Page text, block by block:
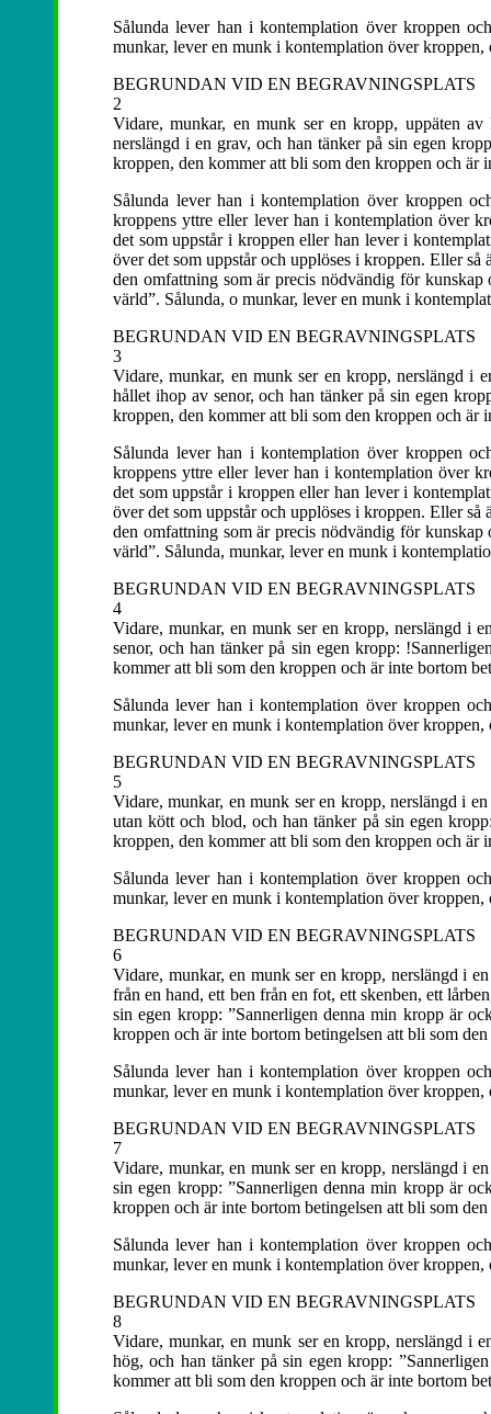
Sålunda lever han i kontemplation över kroppen
munkar, lever en munk i kontemplation över kroppen,
BEGRUNDAN VID EN BEGRAVNINGSPLATS
2
Vidare, munkar, en munk ser en kropp, uppäten
nerslängd i en grav, och han tänker på sin egen
kroppen, den kommer att bli som den kroppen och är
Sålunda lever han i kontemplation över kroppen
kroppens yttre eller lever han i kontemplation över
det som uppstår i kroppen eller han lever i
över det som uppstår och upplöses i kroppen. Eller
den omfattning som är precis nödvändig för
värld”. Sålunda, o munkar, lever en munk i
BEGRUNDAN VID EN BEGRAVNINGSPLATS
3
Vidare, munkar, en munk ser en kropp, nerslängd i
hållet ihop av senor, och han tänker på sin egen
kroppen, den kommer att bli som den kroppen och är
Sålunda lever han i kontemplation över kroppen
kroppens yttre eller lever han i kontemplation över
det som uppstår i kroppen eller han lever i
över det som uppstår och upplöses i kroppen. Eller
den omfattning som är precis nödvändig för
värld”. Sålunda, munkar, lever en munk i
BEGRUNDAN VID EN BEGRAVNINGSPLATS
4
Vidare, munkar, en munk ser en kropp, nerslängd i
senor, och han tänker på sin egen kropp:
kommer att bli som den kroppen och är inte bortom
Sålunda lever han i kontemplation över kroppen
munkar, lever en munk i kontemplation över kroppen,
BEGRUNDAN VID EN BEGRAVNINGSPLATS
5
Vidare, munkar, en munk ser en kropp, nerslängd i
utan kött och blod, och han tänker på sin egen
kroppen, den kommer att bli som den kroppen och är
Sålunda lever han i kontemplation över kroppen
munkar, lever en munk i kontemplation över kroppen,
BEGRUNDAN VID EN BEGRAVNINGSPLATS
6
Vidare, munkar, en munk ser en kropp, nerslängd i
från en hand, ett ben från en fot, ett skenben, ett
sin egen kropp: ”Sannerligen denna min kropp är
kroppen och är inte bortom betingelsen att bli som
Sålunda lever han i kontemplation över kroppen
munkar, lever en munk i kontemplation över kroppen,
BEGRUNDAN VID EN BEGRAVNINGSPLATS
7
Vidare, munkar, en munk ser en kropp, nerslängd i
sin egen kropp: ”Sannerligen denna min kropp är
kroppen och är inte bortom betingelsen att bli som
Sålunda lever han i kontemplation över kroppen
munkar, lever en munk i kontemplation över kroppen,
BEGRUNDAN VID EN BEGRAVNINGSPLATS
8
Vidare, munkar, en munk ser en kropp, nerslängd i
hög, och han tänker på sin egen kropp:
kommer att bli som den kroppen och är inte bortom